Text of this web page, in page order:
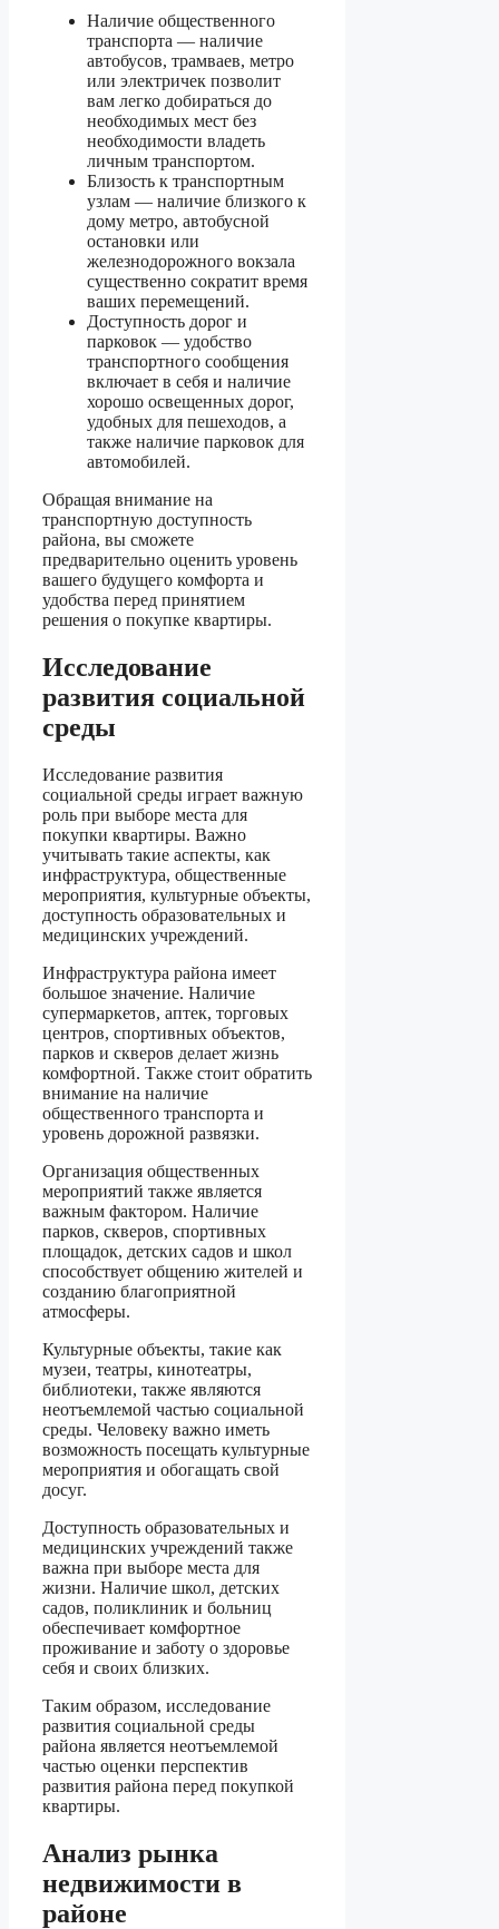
Наличие общественного
транспорта — наличие
автобусов, трамваев, метро
или электричек позволит
вам легко добираться до
необходимых мест без
необходимости владеть
личным транспортом.
Близость к транспортным
узлам — наличие близкого к
дому метро, автобусной
остановки или
железнодорожного вокзала
существенно сократит время
ваших перемещений.
Доступность дорог и
парковок — удобство
транспортного сообщения
включает в себя и наличие
хорошо освещенных дорог,
удобных для пешеходов, а
также наличие парковок для
автомобилей.
Обращая внимание на
транспортную доступность
района, вы сможете
предварительно оценить уровень
вашего будущего комфорта и
удобства перед принятием
решения о покупке квартиры.
Исследование
развития социальной
среды
Исследование развития
социальной среды играет важную
роль при выборе места для
покупки квартиры. Важно
учитывать такие аспекты, как
инфраструктура, общественные
мероприятия, культурные объекты,
доступность образовательных и
медицинских учреждений.
Инфраструктура района имеет
большое значение. Наличие
супермаркетов, аптек, торговых
центров, спортивных объектов,
парков и скверов делает жизнь
комфортной. Также стоит обратить
внимание на наличие
общественного транспорта и
уровень дорожной развязки.
Организация общественных
мероприятий также является
важным фактором. Наличие
парков, скверов, спортивных
площадок, детских садов и школ
способствует общению жителей и
созданию благоприятной
атмосферы.
Культурные объекты, такие как
музеи, театры, кинотеатры,
библиотеки, также являются
неотъемлемой частью социальной
среды. Человеку важно иметь
возможность посещать культурные
мероприятия и обогащать свой
досуг.
Доступность образовательных и
медицинских учреждений также
важна при выборе места для
жизни. Наличие школ, детских
садов, поликлиник и больниц
обеспечивает комфортное
проживание и заботу о здоровье
себя и своих близких.
Таким образом, исследование
развития социальной среды
района является неотъемлемой
частью оценки перспектив
развития района перед покупкой
квартиры.
Анализ рынка
недвижимости в
районе